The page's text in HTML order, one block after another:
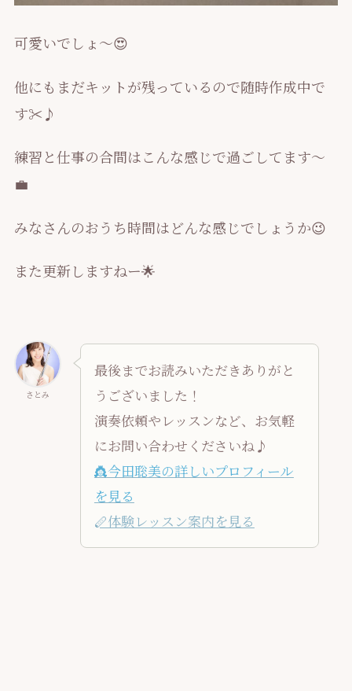
可愛いでしょ～😍
他にもまだキットが残っているので随時作成中で
す✂♪
練習と仕事の合間はこんな感じで過ごしてます～
💼
みなさんのおうち時間はどんな感じでしょうか😉
また更新しますねー🌟
さとみ
最後までお読みいただきありがと
うございました！
演奏依頼やレッスンなど、お気軽
にお問い合わせくださいね♪
👸今田聡美の詳しいプロフィール
を見る
🪈体験レッスン案内を見る